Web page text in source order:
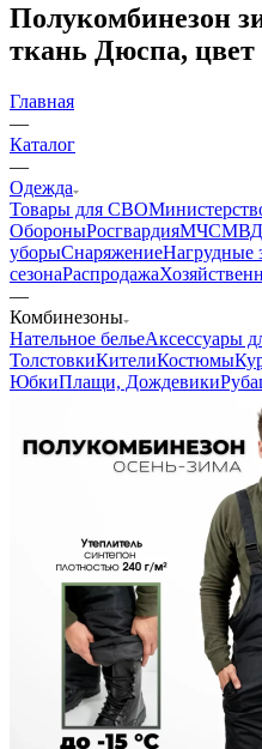
Полукомбинезон
ткань Дюспа,
Главная
—
Каталог
—
Одежда
Товары для СВО
ОбороныРосгвардияМЧСМВД
уборыСнаряжениеНагрудные
сезонаРаспродажа
—
Комбинезоны
Нательное бельеАксессуары
ТолстовкиКителиКостюмы
ЮбкиПлащи, Дождевики